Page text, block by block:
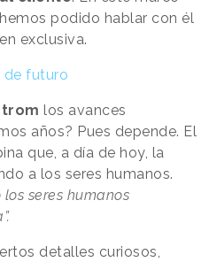
hemos podido hablar con él
en exclusiva.
de futuro
los avances
años? Pues depende. El
que, a día de hoy, la
a los seres humanos.
los seres humanos
detalles curiosos,